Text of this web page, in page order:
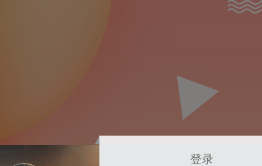
登录